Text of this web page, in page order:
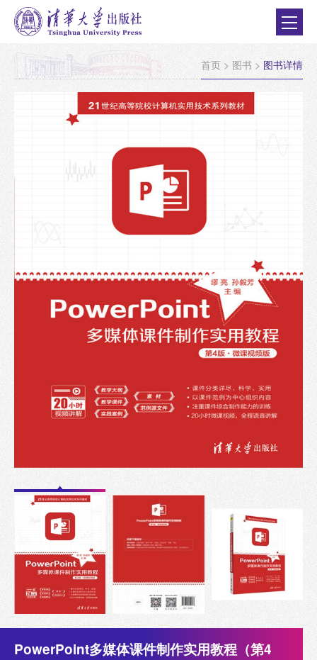
首页 > 图书 > 图书详情
PowerPoint多媒体课件制作实用教程（第4